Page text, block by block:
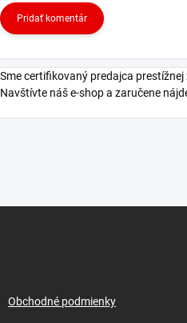
Pridať komentár
Sme certifikovaný predajca
Navštívte náš e-shop a zaručene
Obchodné podmienky